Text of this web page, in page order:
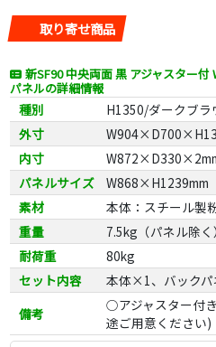
取り寄せ商品
新SF90 中央両面 黒 アジャスター
パネルの詳細情報
種別
H1350/ダークブラ
外寸
内寸
パネルサイズ
W868×H1239mm
素材
本体：スチール製
重量
7.5kg（パネル除く）
耐荷重
80kg
セット内容
本体×1、バック
備考
○アジャスター付
途ご用意ください)